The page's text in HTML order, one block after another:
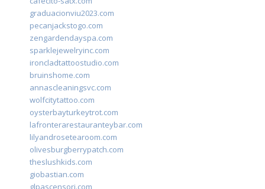
graduacionviu2023.com
pecanjackstogo.com
zengardendayspa.com
sparklejewelryinc.com
ironcladtattoostudio.com
bruinshome.com
annascleaningsvc.com
wolfcitytattoo.com
oysterbayturkeytrot.com
lafronterarestauranteybar.com
lilyandrosetearoom.com
olivesburgberrypatch.com
theslushkids.com
giobastian.com
glpascensori.com